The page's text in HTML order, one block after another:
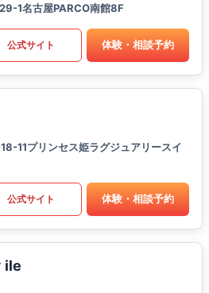
1名古屋PARCO南館8F
公式サイト 体験・相談予約
11プリンセス姫ラグジュアリースイ
公式サイト 体験・相談予約
ile